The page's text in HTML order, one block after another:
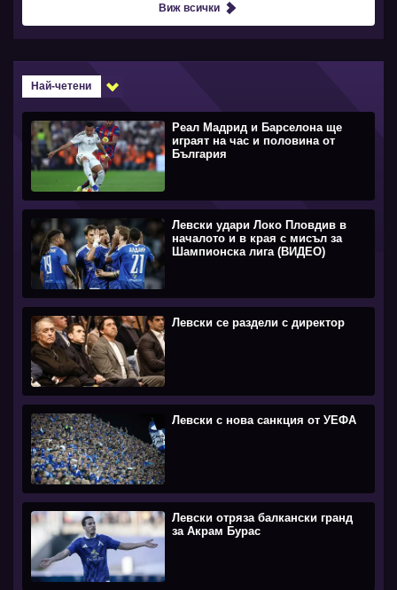
Виж всички
Най-четени
Реал Мадрид и Барселона ще
играят на час и половина от
България
Левски удари Локо Пловдив в
началото и в края с мисъл за
Шампионска лига (ВИДЕО)
Левски се раздели с директор
Левски с нова санкция от УЕФА
Левски отряза балкански гранд
за Акрам Бурас